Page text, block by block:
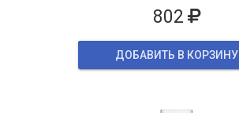
802
ДОБАВИТЬ В КОРЗИНУ